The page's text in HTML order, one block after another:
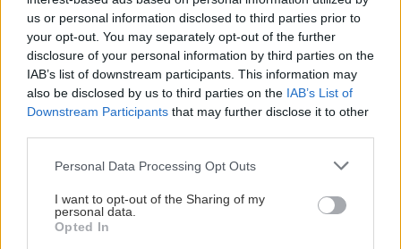
us or personal information disclosed to third parties prior to
your opt-out. You may separately opt-out of the further
disclosure of your personal information by third parties on the
IAB’s list of downstream participants. This information may
also be disclosed by us to third parties on the IAB’s List of
Downstream Participants that may further disclose it to other
Personal Data Processing Opt Outs
I want to opt-out of the Sharing of my
personal data.
Opted In
ΚΟΙΝΩΝΙΑ
Εφιάλτης στη Ζάκυνθο: Οκτώ γυναίκες
καταγγέλλουν ότι βιάστηκαν μέσα σε 20
ημέρες
Παράσχος: Στο νοσοκομείο ο ηθοποιός που
δίνει μάχη με τον καρκίνο
ΠΕΡΙΣΣΟΤΕΡΑ
ΚΡΗΤΗ
Χανιά: Εργασία για πολίτες τρίτων